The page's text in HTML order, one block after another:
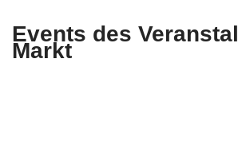
Events des
Markt